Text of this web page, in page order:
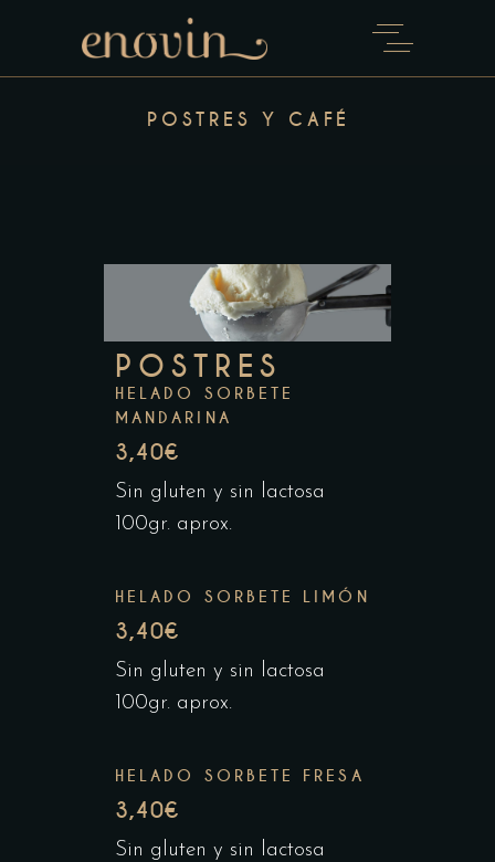
POSTRES Y CAFÉ
POSTRES
HELADO SORBETE
MANDARINA
3,40€
Sin gluten y sin lactosa
100gr. aprox.
HELADO SORBETE LIMÓN
3,40€
Sin gluten y sin lactosa
100gr. aprox.
HELADO SORBETE FRESA
3,40€
Sin gluten y sin lactosa